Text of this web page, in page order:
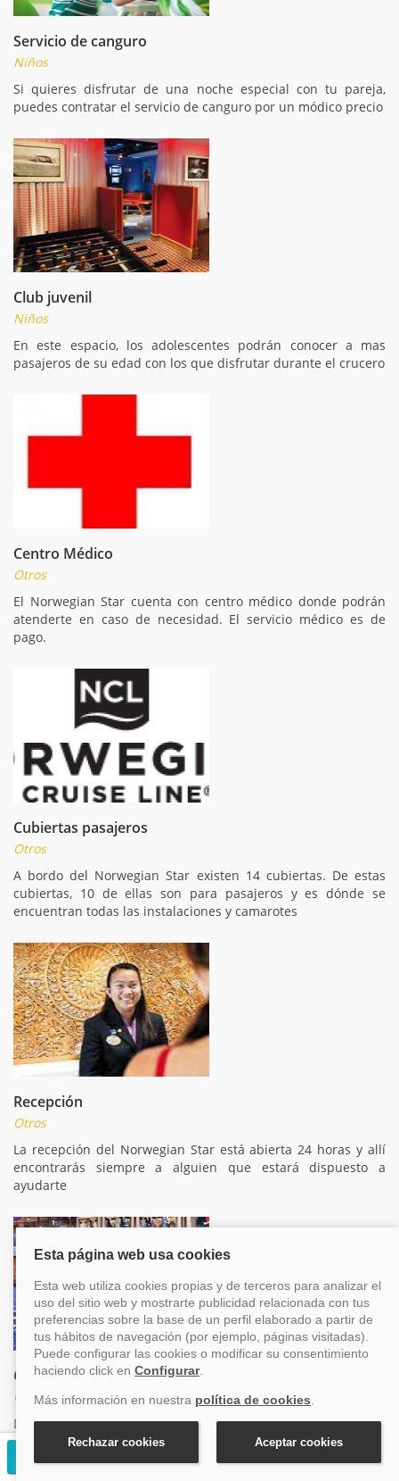
Servicio de canguro
Niños
Si quieres disfrutar de una noche especial con tu pareja,
puedes contratar el servicio de canguro por un módico precio
Club juvenil
Niños
En este espacio, los adolescentes podrán conocer a mas
pasajeros de su edad con los que disfrutar durante el crucero
Centro Médico
Otros
El Norwegian Star cuenta con centro médico donde podrán
atenderte en caso de necesidad. El servicio médico es de
pago.
Cubiertas pasajeros
Otros
A bordo del Norwegian Star existen 14 cubiertas. De estas
cubiertas, 10 de ellas son para pasajeros y es dónde se
encuentran todas las instalaciones y camarotes
Recepción
Otros
La recepción del Norwegian Star está abierta 24 horas y allí
encontrarás siempre a alguien que estará dispuesto a
ayudarte
Galería de fotos
Otros
Durante el crucero se realizaran fotografías y las
expondremos en esta sección. Y si deseas, puedes adquirirlas
y pasarán a ser uno de los mejores recuerdos de tu crucero.